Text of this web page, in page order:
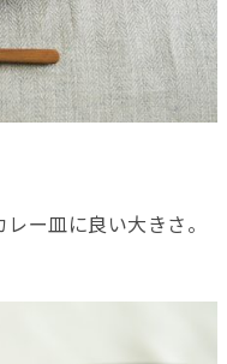
ー皿に良い大きさ。